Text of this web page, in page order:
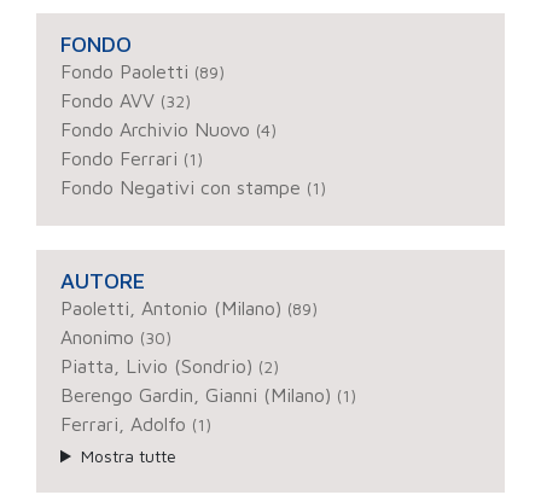
FONDO
Fondo Paoletti (89)
Fondo AVV (32)
Fondo Archivio Nuovo (4)
Fondo Ferrari (1)
Fondo Negativi con stampe (1)
AUTORE
Paoletti, Antonio (Milano) (89)
Anonimo (30)
Piatta, Livio (Sondrio) (2)
Berengo Gardin, Gianni (Milano) (1)
Ferrari, Adolfo (1)
Mostra tutte